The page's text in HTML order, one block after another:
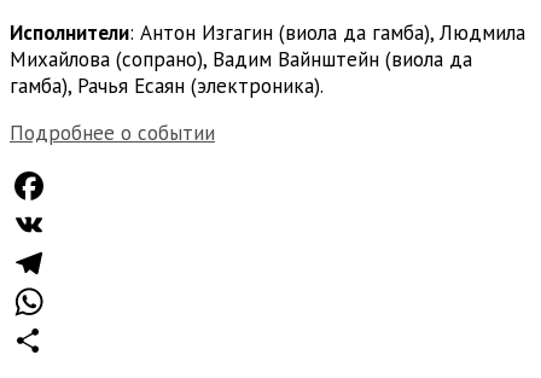
Исполнители: Антон Изгагин (виола да гамба), Людмила
Михайлова (сопрано), Вадим Вайнштейн (виола да
гамба), Рачья Есаян (электроника).
Подробнее о событии
Facebook
VK
Telegram
WhatsApp